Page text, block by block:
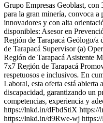
Grupo Empresas Geoblast, con
para la gran minería, convoca a
innovadores y con alta
disponibles: Asesor en
Región de Tarapacá Geólogo/a
de Tarapacá Supervisor (a)
Región de Tarapacá Asistente
7x7 Región de Tarapacá
respetuosos e inclusivos. En
Laboral, esta oferta está abierta
discapacidad, garantizando un
competencias, experiencia y
https://lnkd.in/dFbdStiX https://
https://lnkd.in/d9Rwe-wj